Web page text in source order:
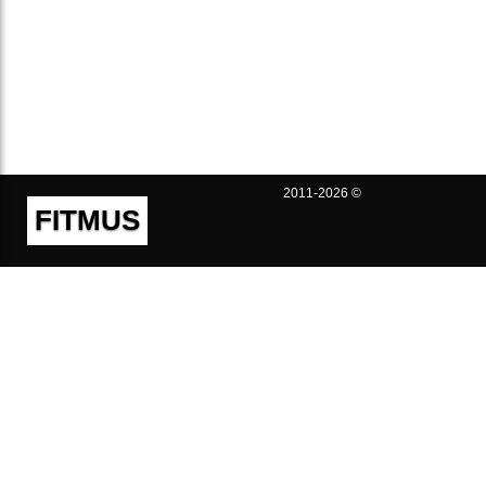
FITMUS
2011-2026 ©